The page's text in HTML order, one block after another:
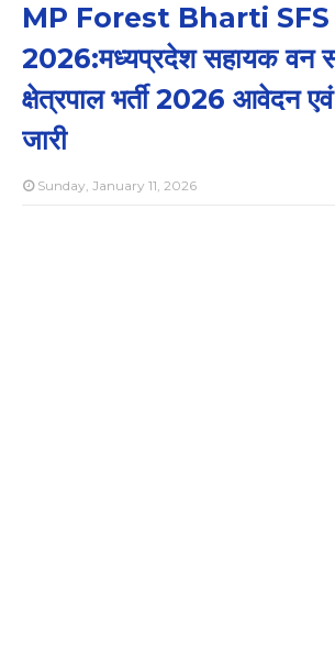
MP Forest Bharti SFS
2026:मध्यप्रदेश सहायक वन
क्षेत्रपाल भर्ती 2026 आवेदन
जारी
Sunday, January 11, 2026